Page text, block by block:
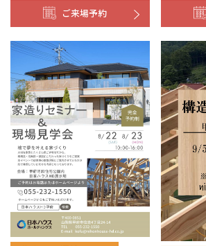
ご来場予約